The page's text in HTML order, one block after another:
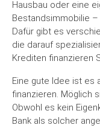
Hausbau oder eine
Bestandsimmobilie
Dafür gibt es
die darauf
Krediten finanzieren
Eine gute Idee ist es
finanzieren. Möglich
Obwohl es kein
Bank als solcher